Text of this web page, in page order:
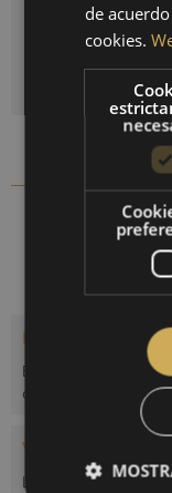
Cantidad
Descripción
El multímetro es un
determinar la
Valoraciones
Leer, escribir y
de
cookies.